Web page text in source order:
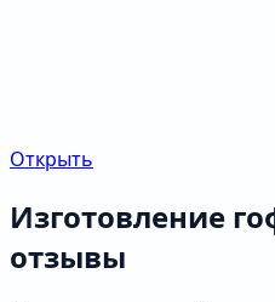
Открыть
Изготовление
отзывы